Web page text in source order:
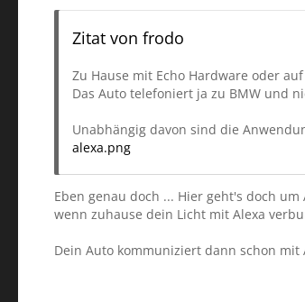
Zitat von frodo
Zu Hause mit Echo Hardware oder
Das Auto telefoniert ja zu BMW und
Unabhängig davon sind die
alexa.png
Eben genau doch ... Hier geht's doch
wenn zuhause dein Licht mit Alexa
Dein Auto kommuniziert dann schon mit